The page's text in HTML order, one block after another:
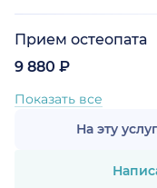
Прием остеопата
9 880 ₽
Показать все
На эту